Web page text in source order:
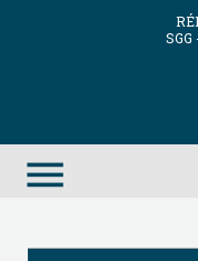
menu